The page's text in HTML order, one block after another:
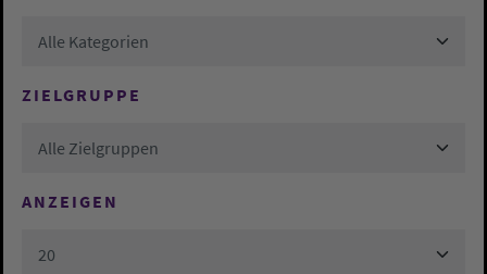
Alle Kategorien
ZIELGRUPPE
Alle Zielgruppen
ANZEIGEN
20